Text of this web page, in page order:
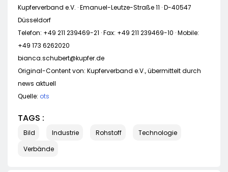
Kupferverband e.V. · Emanuel-Leutze-Straße 11 · D-40547
Düsseldorf
Telefon: +49 211 239469-21 · Fax: +49 211 239469-10 · Mobile:
+49 173 6262020
bianca.schubert@kupfer.de
Original-Content von: Kupferverband e.V., übermittelt durch
news aktuell
Quelle: ots
TAGS :
Bild Industrie Rohstoff
Technologie
Verbände